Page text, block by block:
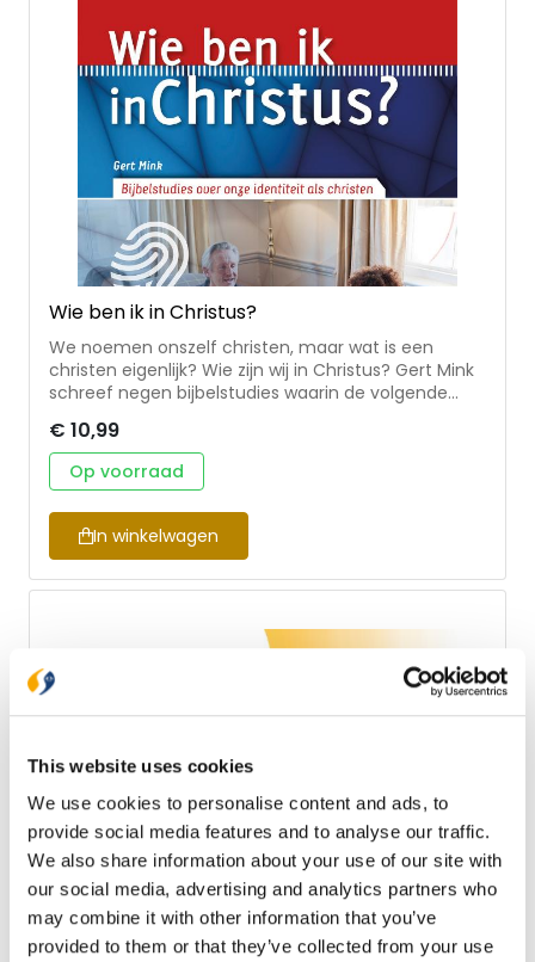
This website uses cookies
We use cookies to personalise content and ads, to
provide social media features and to analyse our traffic.
We also share information about your use of our site with
our social media, advertising and analytics partners who
may combine it with other information that you’ve
provided to them or that they’ve collected from your use
Wie ben ik in Christus?
We noemen onszelf christen, maar wat is een
christen eigenlijk? Wie zijn wij in Christus? Gert Mink
schreef negen bijbelstudies waarin de volgende
komen: discipel, kind van God, nieuwe schepping,
schaap, medeburger van de heiligen, priester,
vreemdeling, tempel van de Geest en vijand van de
studie.
€ 10,99
Op voorraad
In winkelwagen